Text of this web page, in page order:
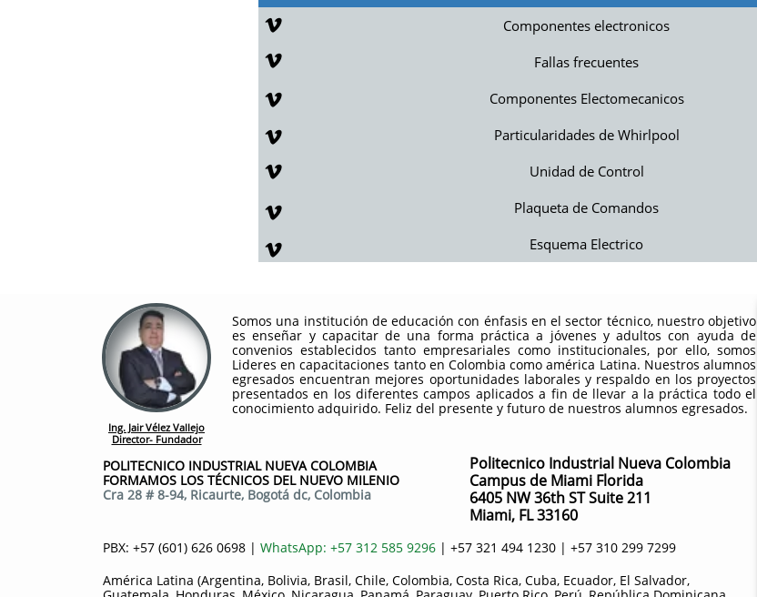
Esquema Electrico
Plaqueta de Comandos
Unidad de Control
Particularidades de Whirlpool
Componentes Electomecanicos
Fallas frecuentes
Componentes electronicos







POLITECNICO INDUSTRIAL NUEVA COLOMBIA
FORMAMOS LOS TÉCNICOS DEL NUEVO MILENIO
Cra 28 # 8-94, Ricaurte, Bogotá dc, Colombia
Ing. Jair Vélez Vallejo
Director- Fundador
Politecnico Industrial Nueva Colombia
Campus de Miami Florida​
6405 NW 36th ST Suite 211
Miami, FL 33160
PBX: +57 (601) 626 0698 | WhatsApp: +57 312 585 9296 | +57 321 494 1230 | +57 310 299 7299
Somos una institución de educación con énfasis en el sector técnico, nuestro objetivo
es enseñar y capacitar de una forma práctica a jóvenes y adultos con ayuda de
convenios establecidos tanto empresariales como institucionales, por ello, somos
Lideres en capacitaciones tanto en Colombia como américa Latina. Nuestros alumnos
egresados encuentran mejores oportunidades laborales y respaldo en los proyectos
presentados en los diferentes campos aplicados a fin de llevar a la práctica todo el
conocimiento adquirido. Feliz del presente y futuro de nuestros alumnos egresados.
América Latina (Argentina, Bolivia, Brasil, Chile, Colombia, Costa Rica, Cuba, Ecuador, El Salvador,